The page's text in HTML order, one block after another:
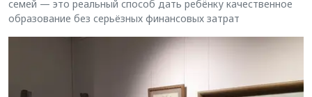
семей — это реальный способ дать ребёнку качественное
образование без серьёзных финансовых затрат